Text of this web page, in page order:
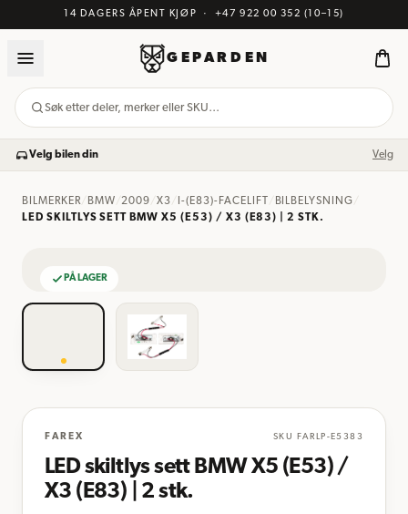
14 DAGERS ÅPENT KJØP · +47 922 00 352 (10–15)
GEPARDEN
Søk etter deler, merker eller SKU…
Velg bilen din Velg
BILMERKER/ BMW /2009 /X3 I-(E83)-FACELIFT BILBELYSNING
LED SKILTLYS SETT BMW X5 (E53) / X3 (E83) | 2 STK.
PÅ LAGER
FAREX SKU FARLP-E5383
LED skiltlys sett BMW X5 (E53) /
X3 (E83) | 2 stk.